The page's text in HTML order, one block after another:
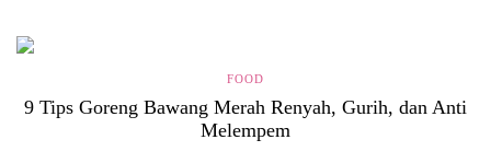
FOOD
9 Tips Goreng Bawang Merah Renyah, Gurih, dan Anti
Melempem